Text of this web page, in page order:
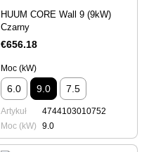
HUUM CORE Wall 9 (9kW)
Czarny
€656.18
Moc (kW)
6.0 9.0 7.5
Artykuł
4744103010752
Moc (kW)
9.0